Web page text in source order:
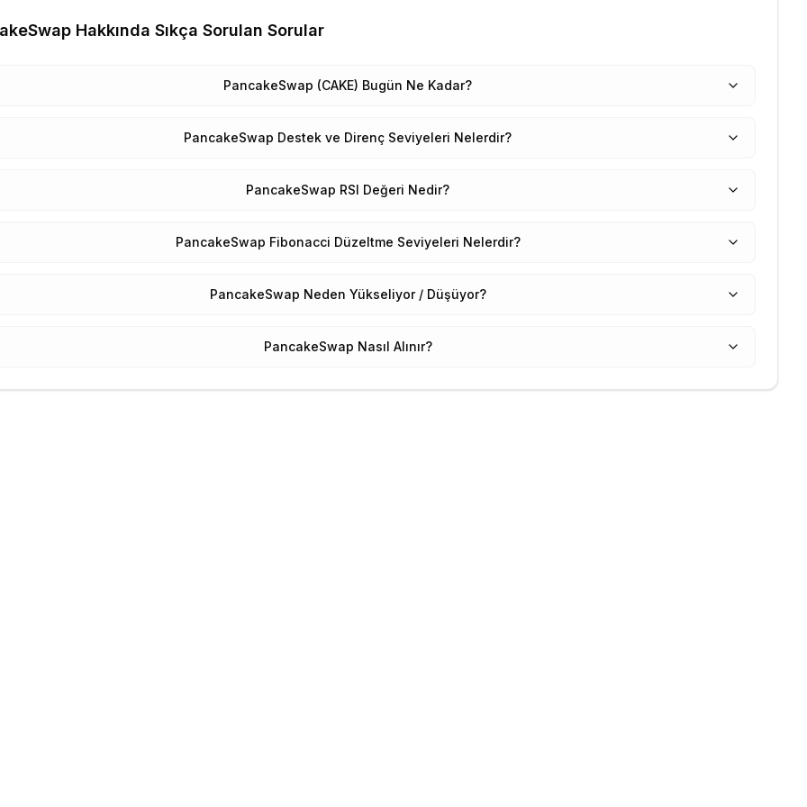
Hakkında Sıkça Sorulan Sorular
PancakeSwap (CAKE) Bugün Ne Kadar?
PancakeSwap Destek ve Direnç Seviyeleri Nelerdir?
PancakeSwap RSI Değeri Nedir?
PancakeSwap Fibonacci Düzeltme Seviyeleri Nelerdir?
PancakeSwap Neden Yükseliyor / Düşüyor?
PancakeSwap Nasıl Alınır?